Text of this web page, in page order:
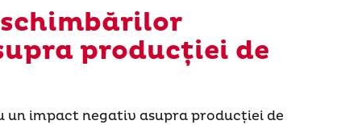
producției de
un impact negativ asupra producției de